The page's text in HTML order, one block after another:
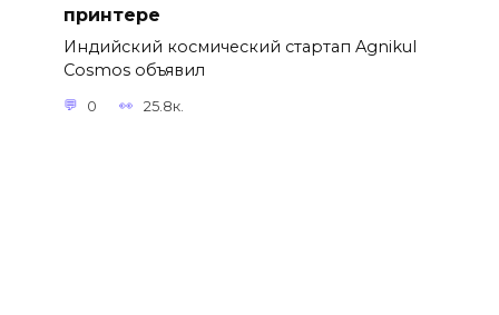
принтере
Индийский космический стартап Agnikul
Cosmos объявил
0 25.8к.